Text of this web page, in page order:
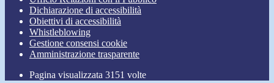
Dichiarazione di accessibilità
Obiettivi di accessibilità
Whistleblowing
Gestione consensi cookie
Amministrazione trasparente
Pagina visualizzata 3151 volte